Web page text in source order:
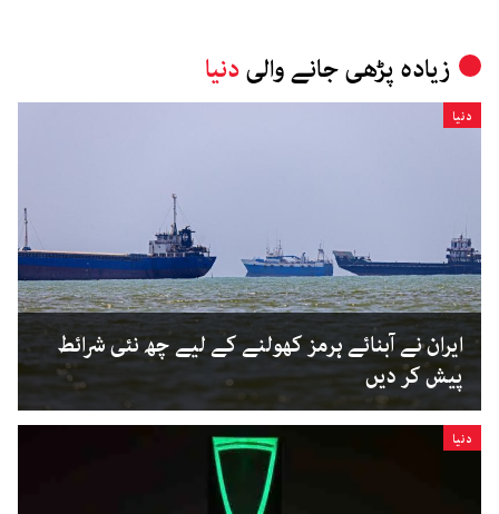
زیادہ پڑھی جانے والیدنیا
دنیا
ایران نے آبنائے ہرمز کھولنے کے لیے چھ نئی شرائط
پیش کر دیں
دنیا